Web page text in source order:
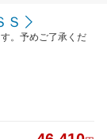
Ｓ
。予めご了承くだ